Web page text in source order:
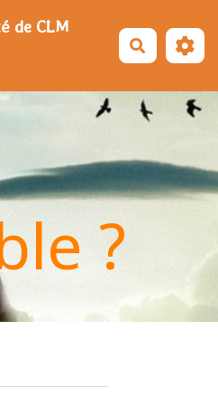
de CLM
?